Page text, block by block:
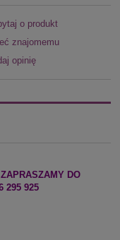
o produkt
znajomemu
opinię
ZAPRASZAMY DO
295 925